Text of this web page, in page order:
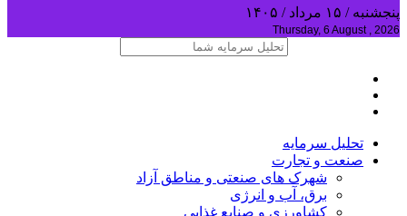
پنجشنبه / ۱۵ مرداد / ۱۴۰۵
Thursday, 6 August , 2026
تحلیل‌ سرمایه
صنعت و تجارت
شهرک های صنعتی و مناطق آزاد
برق، آب و انرژی
کشاورزی و صنایع غذایی